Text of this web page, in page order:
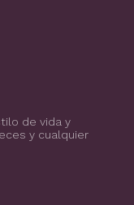
de vida y
y cualquier